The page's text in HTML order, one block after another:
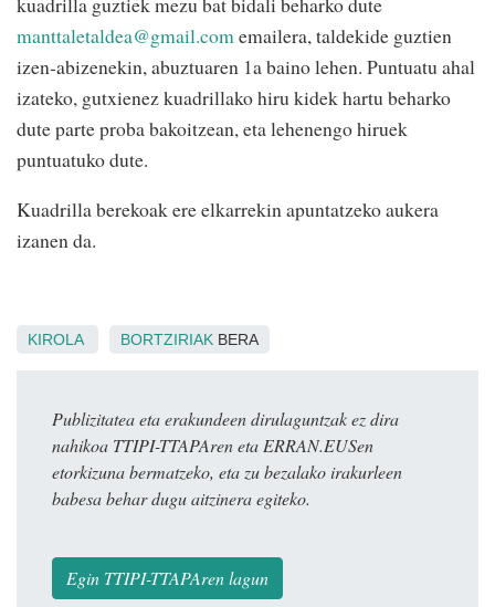
manttaletaldea@gmail.com emailera, taldekide guztien
izen-abizenekin, abuztuaren 1a baino lehen. Puntuatu ahal
izateko, gutxienez kuadrillako hiru kidek hartu beharko
dute parte proba bakoitzean, eta lehenengo hiruek
puntuatuko dute.
Kuadrilla berekoak ere elkarrekin apuntatzeko aukera
izanen da.
KIROLA BORTZIRIAK BERA
Publizitatea eta erakundeen dirulaguntzak ez dira
nahikoa TTIPI-TTAPAren eta ERRAN.EUSen
etorkizuna bermatzeko, eta zu bezalako irakurleen
babesa behar dugu aitzinera egiteko.
Egin TTIPI-TTAPAren lagun